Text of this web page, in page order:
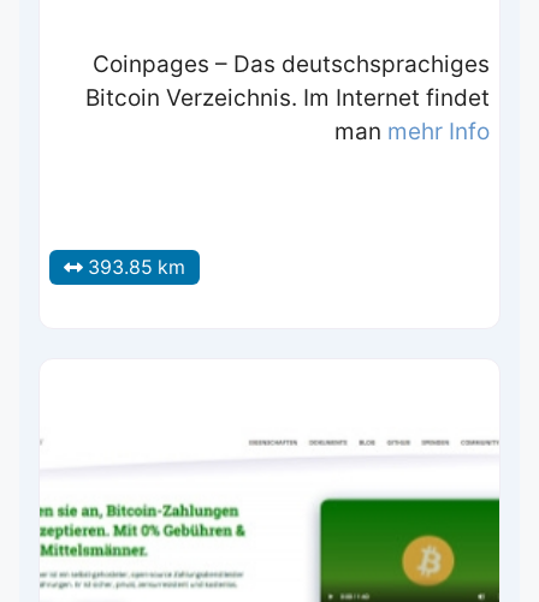
Coinpages – Das deutschsprachiges
Bitcoin Verzeichnis. Im Internet findet
man mehr Info
393.85 km